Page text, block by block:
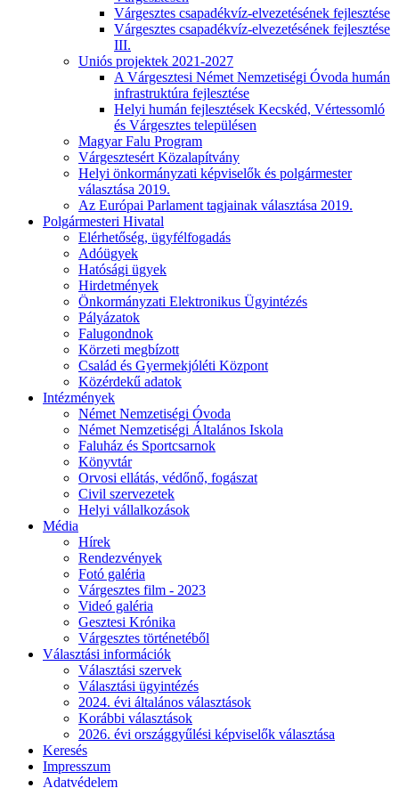
Várgesztes csapadékvíz-elvezetésének fejlesztése
Várgesztes csapadékvíz-elvezetésének fejlesztése
III.
Uniós projektek 2021-2027
A Várgesztesi Német Nemzetiségi Óvoda humán
infrastruktúra fejlesztése
Helyi humán fejlesztések Kecskéd, Vértessomló
és Várgesztes településen
Magyar Falu Program
Várgesztesért Közalapítvány
Helyi önkormányzati képviselők és polgármester
választása 2019.
Az Európai Parlament tagjainak választása 2019.
Polgármesteri Hivatal
Elérhetőség, ügyfélfogadás
Adóügyek
Hatósági ügyek
Hirdetmények
Önkormányzati Elektronikus Ügyintézés
Pályázatok
Falugondnok
Körzeti megbízott
Család és Gyermekjóléti Központ
Közérdekű adatok
Intézmények
Német Nemzetiségi Óvoda
Német Nemzetiségi Általános Iskola
Faluház és Sportcsarnok
Könyvtár
Orvosi ellátás, védőnő, fogászat
Civil szervezetek
Helyi vállalkozások
Média
Hírek
Rendezvények
Fotó galéria
Várgesztes film - 2023
Videó galéria
Gesztesi Krónika
Várgesztes történetéből
Választási információk
Választási szervek
Választási ügyintézés
2024. évi általános választások
Korábbi választások
2026. évi országgyűlési képviselők választása
Keresés
Impresszum
Adatvédelem